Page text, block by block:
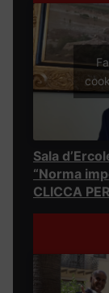
Sala
“Norma
CLICCA